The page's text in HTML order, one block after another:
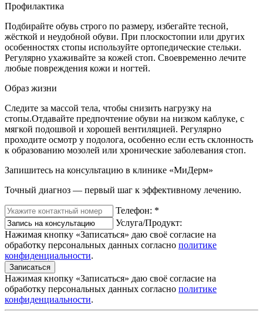
Профилактика
Подбирайте обувь строго по размеру, избегайте тесной,
жёсткой и неудобной обуви. При плоскостопии или других
особенностях стопы используйте ортопедические стельки.
Регулярно ухаживайте за кожей стоп. Своевременно лечите
любые повреждения кожи и ногтей.
Образ жизни
Следите за массой тела, чтобы снизить нагрузку на
стопы.Отдавайте предпочтение обуви на низком каблуке, с
мягкой подошвой и хорошей вентиляцией. Регулярно
проходите осмотр у подолога, особенно если есть склонность
к образованию мозолей или хронические заболевания стоп.
Запишитесь на консультацию в клинике «МиДерм»
Точный диагноз — первый шаг к эффективному лечению.
Телефон: *
Услуга/Продукт:
Нажимая кнопку «Записаться» даю своё согласие на
обработку персональных данных согласно политике
конфиденциальности.
Записаться
Нажимая кнопку «Записаться» даю своё согласие на
обработку персональных данных согласно политике
конфиденциальности.